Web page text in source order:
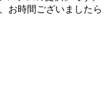
お時間ございましたら